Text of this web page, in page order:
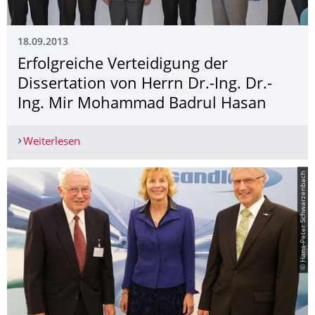
18.09.2013
Erfolgreiche Verteidigung der
Dissertation von Herrn Dr.-Ing. Dr.-
Ing. Mir Mohammad Badrul Hasan
Weiterlesen
© Hans-Peter Schwarzenbach